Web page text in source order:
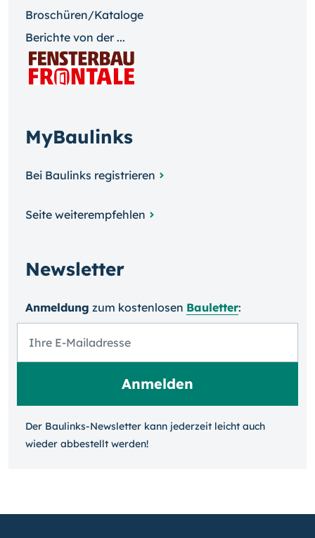
Broschüren/Kataloge
Berichte von der ...
MyBaulinks
Bei Baulinks registrieren
Seite weiterempfehlen
Newsletter
Anmeldung zum kosten­losen Bauletter:
Der Baulinks-Newsletter kann jeder­zeit leicht auch
wieder ab­bestellt werden!